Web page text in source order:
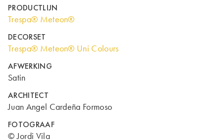
PRODUCTLIJN
Trespa® Meteon®
DECORSET
Trespa® Meteon® Uni Colours
AFWERKING
Satin
ARCHITECT
Juan Angel Cardeña Formoso
FOTOGRAAF
© Jordi Vila